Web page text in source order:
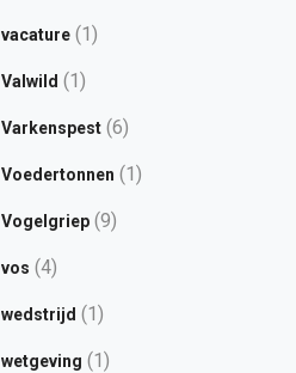
vacature(1)
Valwild (1)
Varkenspest(6)
Voedertonnen (1)
Vogelgriep(9)
vos (4)
wedstrijd (1)
wetgeving (1)